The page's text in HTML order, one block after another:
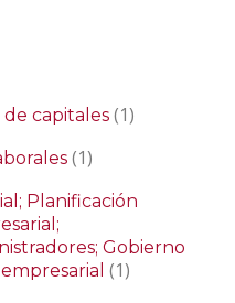
capitales (1)
(1)
Planificación
Gobierno
(1)